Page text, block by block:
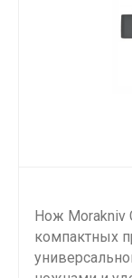
Нож Morakniv
компактных